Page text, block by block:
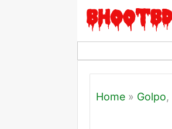
Home » Golpo,